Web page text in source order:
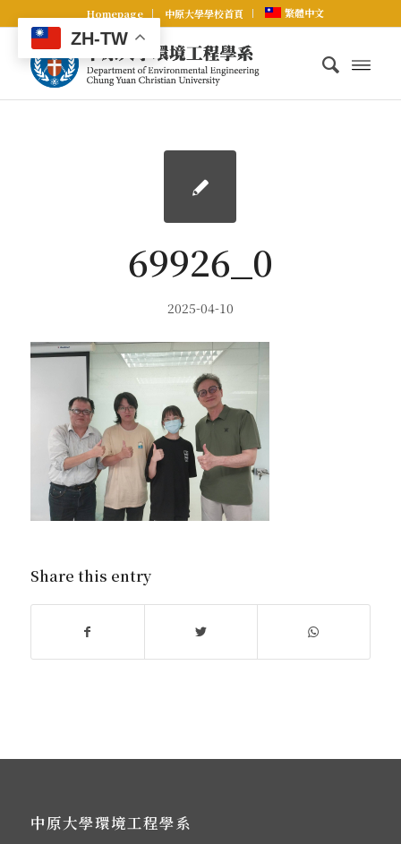
Homepage 中原大學學校首頁 繁體中文
69926_0
2025-04-10
Share this entry
中原大學環境工程學系
ZH-TW